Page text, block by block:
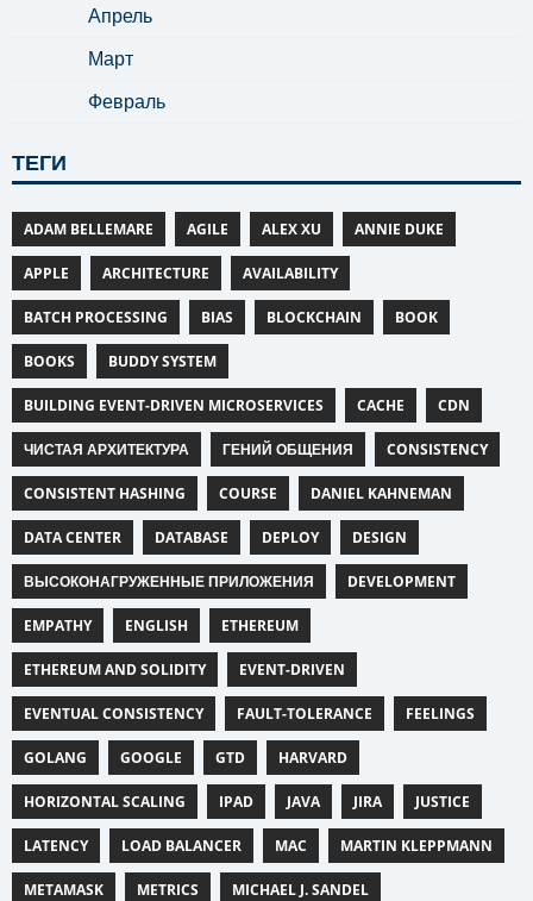
Апрель
Март
Февраль
ТЕГИ
ADAM BELLEMARE AGILE ALEX XU ANNIE DUKE
APPLE ARCHITECTURE AVAILABILITY
BATCH PROCESSING BIAS BLOCKCHAIN BOOK
BOOKS BUDDY SYSTEM
BUILDING EVENT-DRIVEN MICROSERVICES CACHE CDN
ЧИСТАЯ АРХИТЕКТУРА ГЕНИЙ ОБЩЕНИЯ CONSISTENCY
CONSISTENT HASHING COURSE DANIEL KAHNEMAN
DATA CENTER DATABASE DEPLOY DESIGN
ВЫСОКОНАГРУЖЕННЫЕ ПРИЛОЖЕНИЯ DEVELOPMENT
EMPATHY ENGLISH ETHEREUM
ETHEREUM AND SOLIDITY EVENT-DRIVEN
EVENTUAL CONSISTENCY FAULT-TOLERANCE FEELINGS
GOLANG GOOGLE GTD HARVARD
HORIZONTAL SCALING IPAD JAVA JIRA JUSTICE
LATENCY LOAD BALANCER MAC MARTIN KLEPPMANN
METAMASK METRICS MICHAEL J. SANDEL